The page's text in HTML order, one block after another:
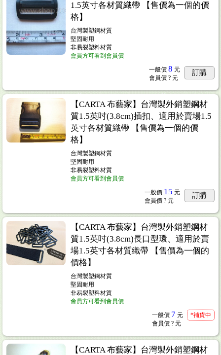
1.5英寸各材質織帶 【售價為一個的價
格】
台灣製塑鋼材質
堅固耐用
非易裂塑料材質
會員方可看到會員價
一般價 8 元
會員價 ? 元
訂購
【CARTA 布藝家】台灣製外銷塑鋼材
質1.5英吋(3.8cm)插扣、適用於賣場1.5
英寸各材質織帶 【售價為一個的價
格】
台灣製塑鋼材質
堅固耐用
非易裂塑料材質
會員方可看到會員價
一般價 15 元
會員價 ? 元
訂購
【CARTA 布藝家】台灣製外銷塑鋼材
質1.5英吋(3.8cm)長口型環、適用於賣
場1.5英寸各材質織帶 【售價為一個的
價格】
台灣製塑鋼材質
堅固耐用
非易裂塑料材質
會員方可看到會員價
一般價 7 元
會員價 ? 元
*補貨中
【CARTA 布藝家】台灣製外銷塑鋼材